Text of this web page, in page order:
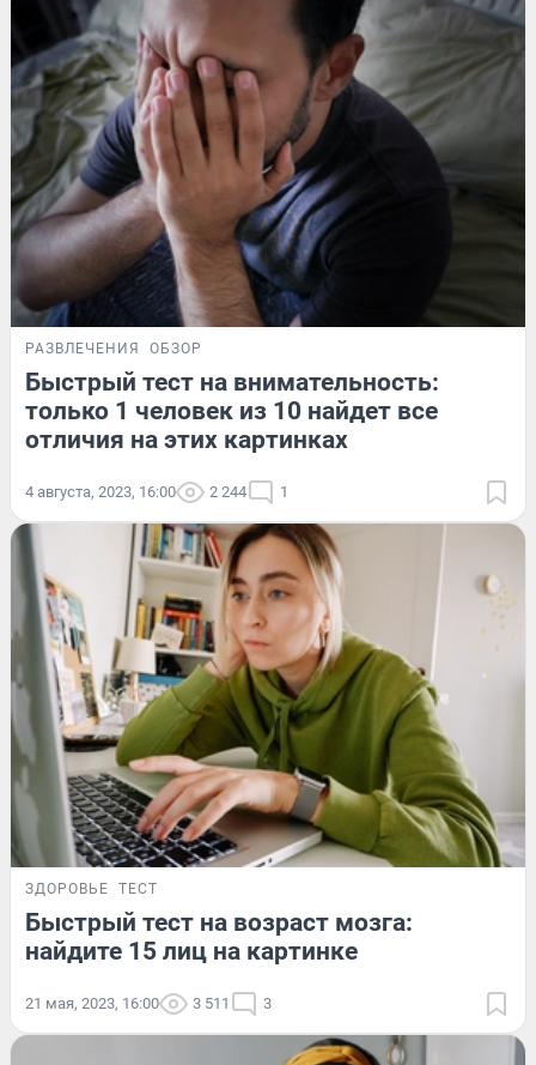
РАЗВЛЕЧЕНИЯ ОБЗОР
Быстрый тест на внимательность:
только 1 человек из 10 найдет все
отличия на этих картинках
4 августа, 2023, 16:00 2 244 1
ЗДОРОВЬЕ ТЕСТ
Быстрый тест на возраст мозга:
найдите 15 лиц на картинке
21 мая, 2023, 16:00 3 511 3